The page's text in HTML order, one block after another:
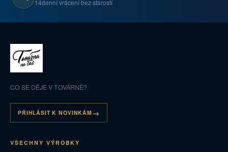
14denní vrácení bez starostí
CO SE DĚJE V TOVÁRNĚ?
PŘIHLÁSIT K NOVINKÁM
VŠECHNY VÝROBKY